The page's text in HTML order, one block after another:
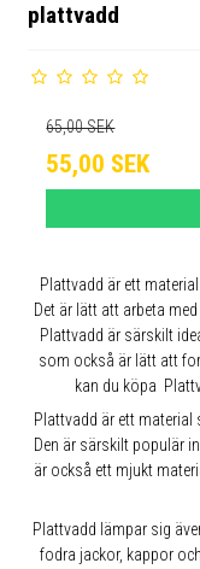
plattvadd
65,00 SEK
55,00 SEK
Plattvadd är ett
Det är lätt att arbeta
Plattvadd är särskilt
som också är lätt att
kan du köpa
Plattvadd är ett material
Den är särskilt populär
är också ett mjukt
Plattvadd lämpar sig
fodra jackor, kappor